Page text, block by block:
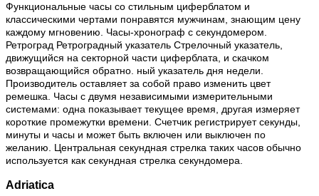
Функциональные часы со стильным циферблатом и
классическими чертами понравятся мужчинам, знающим цену
каждому мгновению. Часы-хронограф с секундомером.
Ретроград Ретроградный указатель Стрелочный указатель,
движущийся на секторной части циферблата, и скачком
возвращающийся обратно. ный указатель дня недели.
Производитель оставляет за собой право изменить цвет
ремешка. Часы с двумя независимыми измерительными
системами: одна показывает текущее время, другая измеряет
короткие промежутки времени. Счетчик регистрирует секунды,
минуты и часы и может быть включен или выключен по
желанию. Центральная секундная стрелка таких часов обычно
используется как секундная стрелка секундомера.
Adriatica